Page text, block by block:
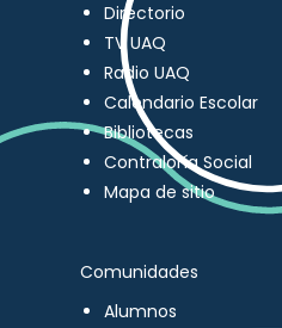
Directorio
TV UAQ
Radio UAQ
Calendario Escolar
Bibliotecas
Contraloría Social
Mapa de sitio
Comunidades
Alumnos